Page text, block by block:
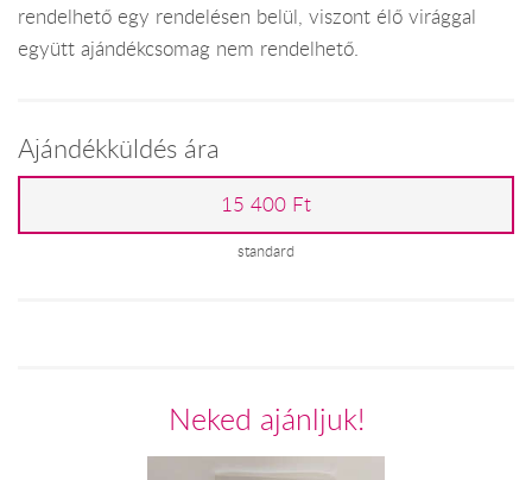
rendelhető egy rendelésen belül, viszont élő virággal
együtt ajándékcsomag nem rendelhető.
Ajándékküldés ára
15 400 Ft
standard
Neked ajánljuk!